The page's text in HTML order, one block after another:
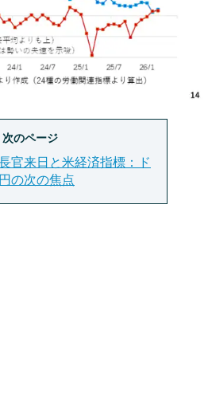
次のページ
官来日と米経済指標：ド
の次の焦点